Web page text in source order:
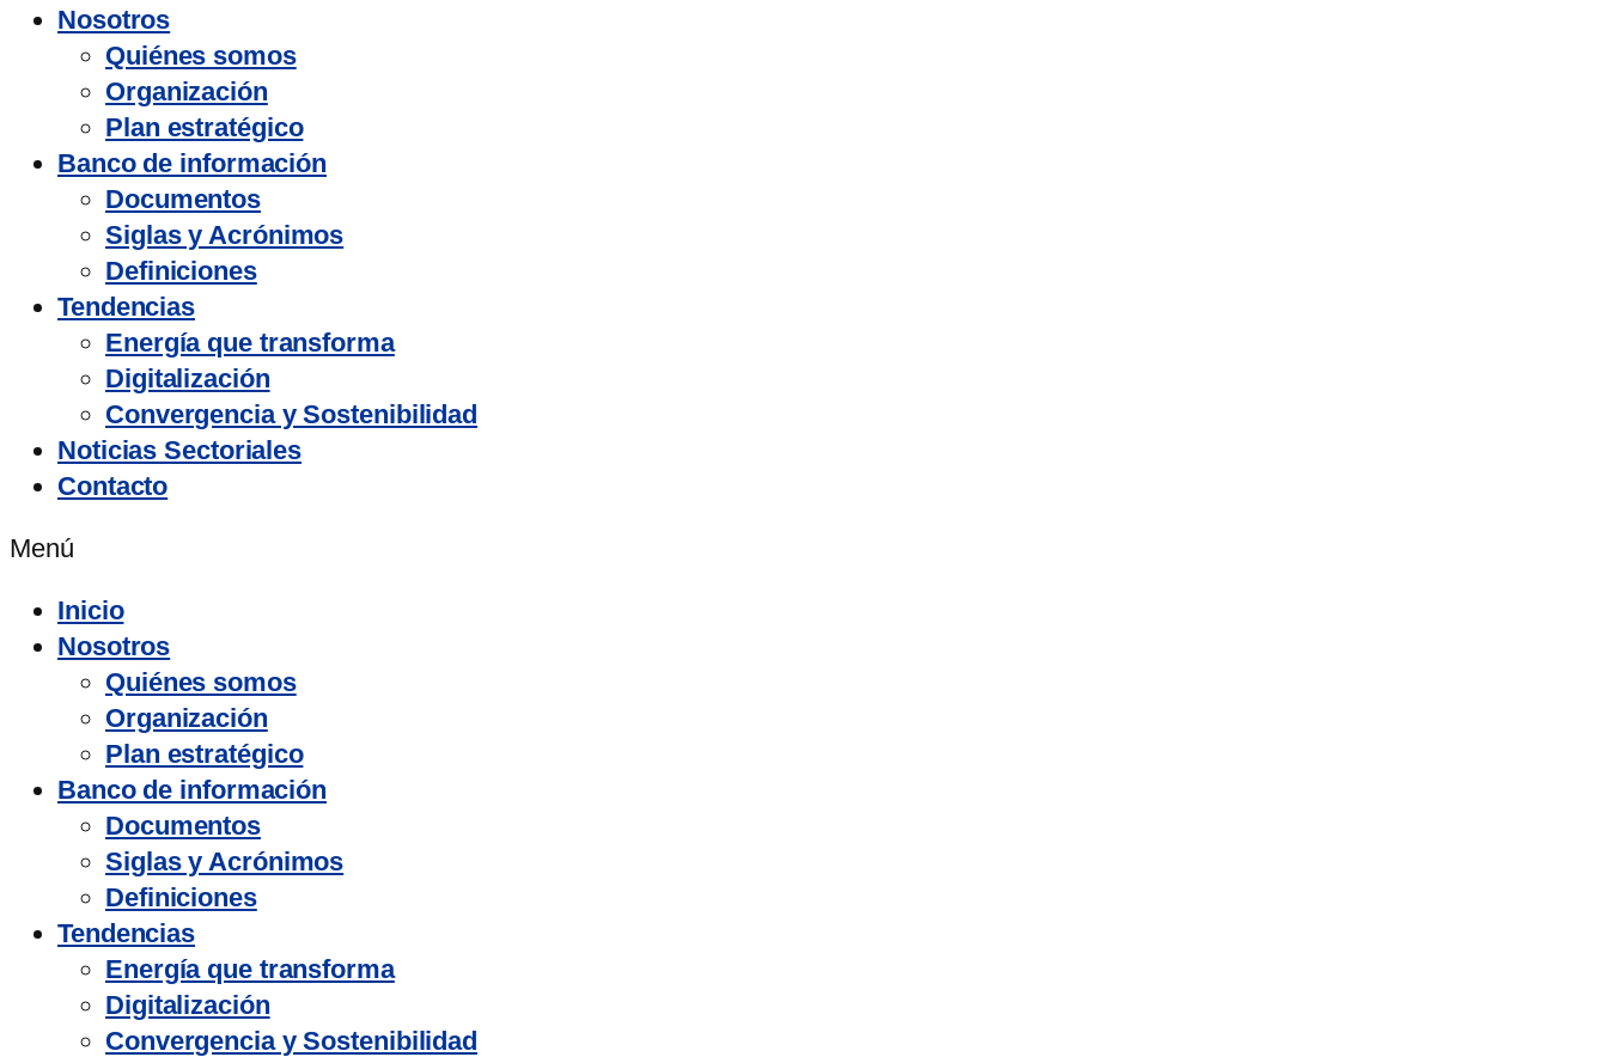
Nosotros
Quiénes somos
Organización
Plan estratégico
Banco de información
Documentos
Siglas y Acrónimos
Definiciones
Tendencias
Energía que transforma
Digitalización
Convergencia y Sostenibilidad
Noticias Sectoriales
Contacto
Menú
Inicio
Nosotros
Quiénes somos
Organización
Plan estratégico
Banco de información
Documentos
Siglas y Acrónimos
Definiciones
Tendencias
Energía que transforma
Digitalización
Convergencia y Sostenibilidad